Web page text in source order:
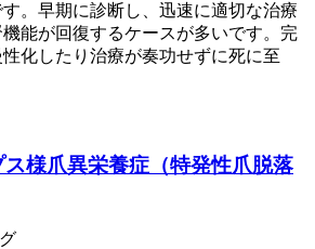
。早期に診断し、迅速に適切な治療
能が回復するケースが多いです。完
化したり治療が奏功せずに死に至
様爪異栄養症（特発性爪脱落